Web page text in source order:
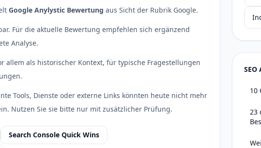
Google Anylystic Bewertung aus Sicht der Rubrik Google.
Für die aktuelle Bewertung empfehlen sich ergänzend
Analyse.
allem als historischer Kontext, für typische Fragestellungen
Tools, Dienste oder externe Links könnten heute nicht mehr
Nutzen Sie sie bitte nur mit zusätzlicher Prüfung.
Search Console Quick Wins
10
23